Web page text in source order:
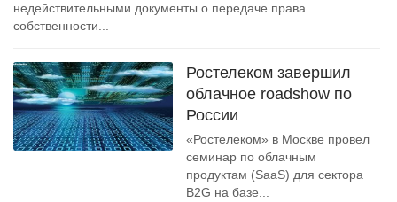
недействительными документы о передаче права
собственности...
Ростелеком завершил
облачное roadshow по
России
«Ростелеком» в Москве провел
семинар по облачным
продуктам (SaaS) для сектора
B2G на базе...